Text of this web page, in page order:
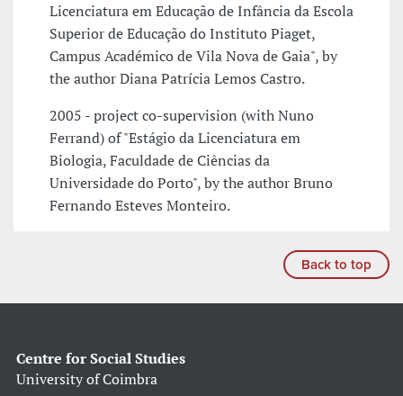
Licenciatura em Educação de Infância da Escola
Superior de Educação do Instituto Piaget,
Campus Académico de Vila Nova de Gaia", by
the author Diana Patrícia Lemos Castro.
2005 - project co-supervision (with Nuno
Ferrand) of "Estágio da Licenciatura em
Biologia, Faculdade de Ciências da
Universidade do Porto", by the author Bruno
Fernando Esteves Monteiro.
Back to top
Centre for Social Studies
University of Coimbra